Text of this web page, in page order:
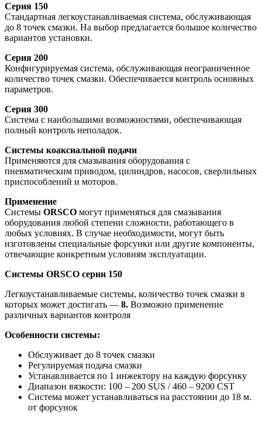
Серия 150
Стандартная легкоустанавливаемая система, обслуживающая
до 8 точек смазки. На выбор предлагается большое количество
вариантов установки.
Серия 200
Конфигурируемая система, обслуживающая неограниченное
количество точек смазки. Обеспечивается контроль основных
параметров.
Серия 300
Система с наибольшими возможностями, обеспечивающая
полный контроль неполадок.
Системы коаксиальной подачи
Применяются для смазывания оборудования с
пневматическим приводом, цилиндров, насосов, сверлильных
приспособлений и моторов.
Применение
Системы ORSCO могут применяться для смазывания
оборудования любой степени сложности, работающего в
любых условиях. В случае необходимости, могут быть
изготовлены специальные форсунки или другие компоненты,
отвечающие конкретным условиям эксплуатации.
Системы ORSCO серии 150
Легкоустанавливаемые системы, количество точек смазки в
которых может достигать — 8. Возможно применение
различных вариантов контроля
Особенности системы:
Обслуживает до 8 точек смазки
Регулируемая подача смазки
Устанавливается по 1 инжектору на каждую форсунку
Диапазон вязкости: 100 – 200 SUS / 460 – 9200 CST
Система может устанавливаться на расстоянии до 18 м.
от форсунок